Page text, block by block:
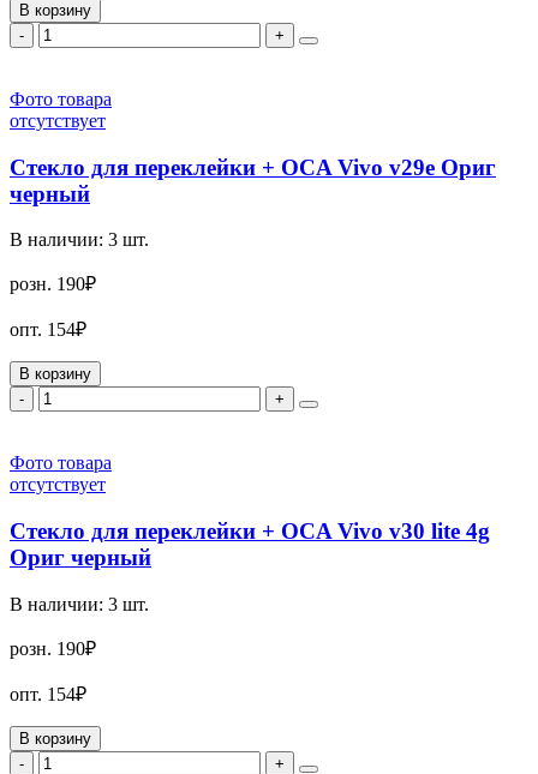
В корзину
-
+
Фото товара
отсутствует
Стекло для переклейки + OCA Vivo v29e Ориг
черный
В наличии: 3 шт.
розн. 190₽
опт. 154₽
В корзину
-
+
Фото товара
отсутствует
Стекло для переклейки + OCA Vivo v30 lite 4g
Ориг черный
В наличии: 3 шт.
розн. 190₽
опт. 154₽
В корзину
-
+